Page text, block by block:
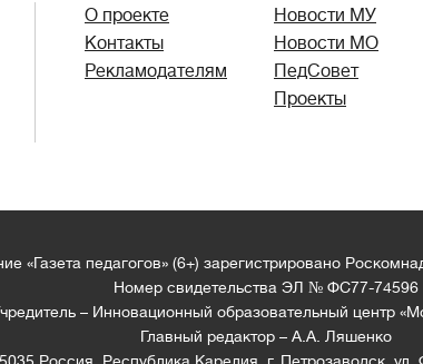
О проекте
Контакты
Рекламодателям
Новости МУ
Новости МО
ПедСовет
Проекты
«Газета педагогов» (6+) зарегистрировано
Номер свидетельства ЭЛ № ФС77-74596
– Инновационный образовательный центр
Главный редактор – А.А. Ляшенко